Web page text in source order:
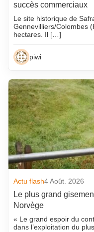
succès commerciaux
Le site historique de
Gennevilliers/Colombes
hectares. Il […]
piwi
Actu flash4 Août. 2026
Le plus grand
Norvège
« Le grand espoir du
dans l’exploitation du